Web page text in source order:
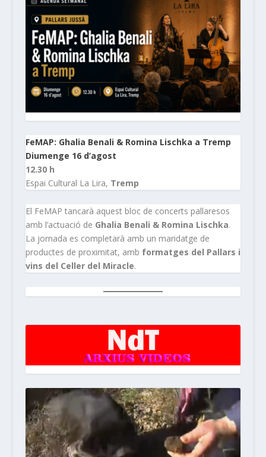
FeMAP: Ghalia Benali & Romina Lischka a Tremp
Diumenge 16 d’agost
12.30 h
Espai Cultural La Lira, Tremp
El FeMAP tancarà aquest bloc de concerts pallaresos
amb l’actuació de Ghalia Benali & Romina Lischka.
La jornada es completarà amb un maridatge de
productes de proximitat, amb formatges del Pallars i
vins del Celler del Miracle.